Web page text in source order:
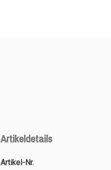
Artikeldetails
Artikel-Nr.